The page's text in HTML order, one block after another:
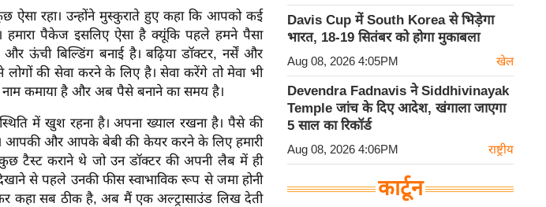
रहा। उन्होंने मुस्कुराते हुए कहा कि आपको कई
पैकेज इसलिए ऐसा है क्यूंकि पहले हमने पैसा
ऊंची बिल्डिंग बनाई है। बढ़िया डॉक्टर, नर्सें और
की सेवा करने के लिए है। सेवा करेंगे तो मेवा भी
कमाया है और अब पैसे बनाने का समय है।
में खुश रहना है। अपना ख्याल रखना है। पैसे की
आपकी और आपके बेबी की केयर करने के लिए हमारी
कुछ टैस्ट कराने थे जो उन डॉक्टर की अपनी लैब में ही
से पहले उनकी फीस स्वाभाविक रूप से जमा होनी
कहा सब ठीक है, अब मैं एक अल्ट्रासाउंड लिख देती
Davis Cup में South Korea से भिड़ेगा
भारत, 18-19 सितंबर को होगा मुकाबला
Aug 08, 2026 4:05PM खेल
Devendra Fadnavis ने Siddhivinayak
Temple जांच के दिए आदेश, खंगाला जाएगा
5 साल का रिकॉर्ड
Aug 08, 2026 4:06PM राष्ट्रीय
कार्टून